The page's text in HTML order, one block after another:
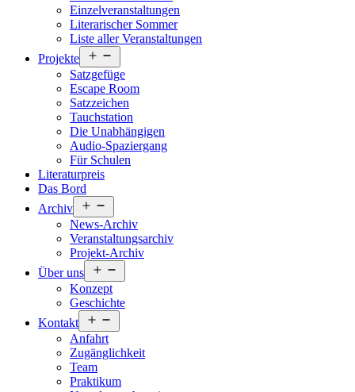
Einzelveranstaltungen
Literarischer Sommer
Liste aller Veranstaltungen
Projekte
öffnen
Satzgefüge
Escape Room
Satzzeichen
Tauchstation
Die Unabhängigen
Audio-Spaziergang
Für Schulen
Literaturpreis
Das Bord
Archiv
öffnen
News-Archiv
Veranstaltungsarchiv
Projekt-Archiv
Über uns
öffnen
Konzept
Geschichte
Kontakt
öffnen
Anfahrt
Zugänglichkeit
Team
Praktikum